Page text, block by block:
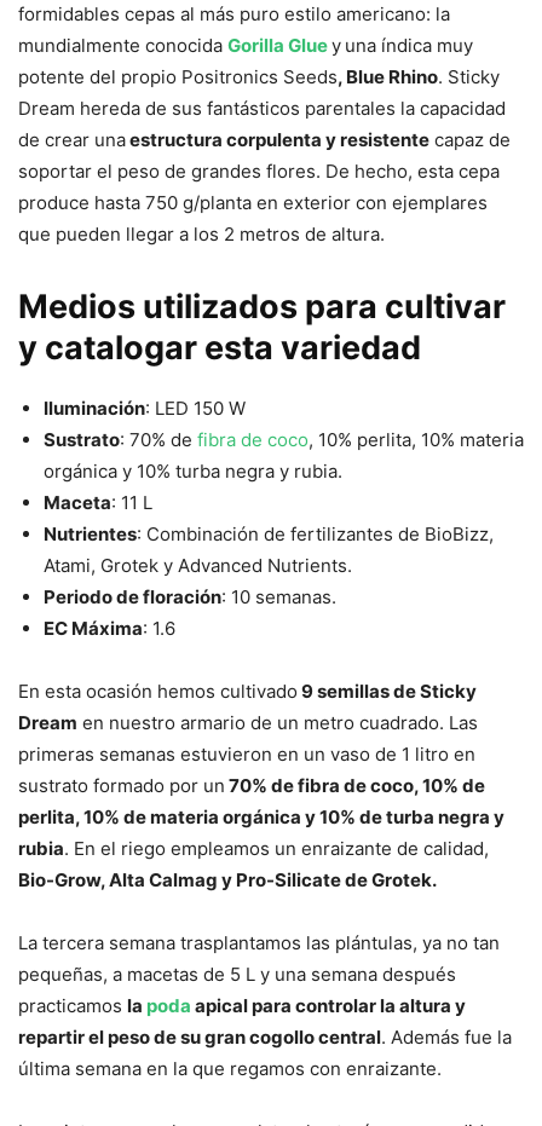
formidables cepas al más puro estilo americano: la
mundialmente conocida Gorilla Gluey una índica muy
potente del propio Positronics Seeds, Blue Rhino. Sticky
Dream hereda de sus fantásticos parentales la capacidad
de crear unaestructura corpulenta y resistente capaz de
soportar el peso de grandes flores. De hecho, esta cepa
produce hasta 750 g/planta en exterior con ejemplares
que pueden llegar a los 2 metros de altura.
Medios utilizados para cultivar
y catalogar esta variedad
Iluminación: LED 150 W
Sustrato: 70% de fibra de coco, 10% perlita, 10% materia
orgánica y 10% turba negra y rubia.
Maceta: 11 L
Nutrientes: Combinación de fertilizantes de BioBizz,
Atami, Grotek y Advanced Nutrients.
Periodo de floración: 10 semanas.
EC Máxima: 1.6
En esta ocasión hemos cultivado 9 semillas de Sticky
Dream en nuestro armario de un metro cuadrado. Las
primeras semanas estuvieron en un vaso de 1 litro en
sustrato formado por un 70% de fibra de coco, 10% de
perlita, 10% de materia orgánica y 10% de turba negra y
rubia. En el riego empleamos un enraizante de calidad,
Bio-Grow, Alta Calmag y Pro-Silicate de Grotek.
La tercera semana trasplantamos las plántulas, ya no tan
pequeñas, a macetas de 5 L y una semana después
practicamos la poda apical para controlar la altura y
repartir el peso de su gran cogollo central. Además fue la
última semana en la que regamos con enraizante.